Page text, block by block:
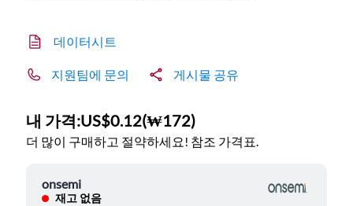
데이터시트
지원팀에 문의 게시물 공유
내 가격:US$0.12(₩172)
더 많이 구매하고 절약하세요! 참조 가격표.
onsemi
재고 없음